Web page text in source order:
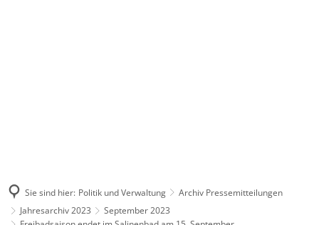
Sie sind hier: Politik und Verwaltung
Archiv Pressemitteilungen
Jahresarchiv 2023
September 2023